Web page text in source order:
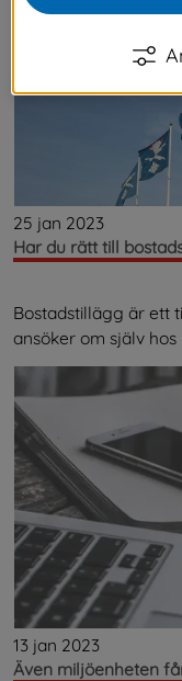
25 jan 2023
Har du rätt till
Bostadstillägg är ett
ansöker om själv
13 jan 2023
Även miljöenheten